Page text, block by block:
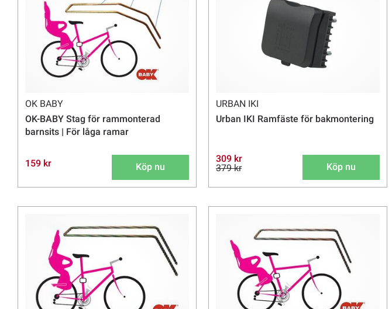
OK BABY
OK-BABY Stag för rammonterad
barnsits | För låga ramar
159 kr Köp nu
URBAN IKI
Urban IKI Ramfäste för bakmontering
309 kr
379 kr
Köp nu